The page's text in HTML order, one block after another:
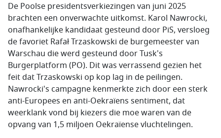
De Poolse presidentsverkiezingen van juni 2025
brachten een onverwachte uitkomst. Karol Nawrocki,
onafhankelijke kandidaat gesteund door PiS, versloeg
de favoriet Rafał Trzaskowski de burgemeester van
Warschau die werd gesteund door Tusk's
Burgerplatform (PO). Dit was verrassend gezien het
feit dat Trzaskowski op kop lag in de peilingen.
Nawrocki's campagne kenmerkte zich door een sterk
anti-Europees en anti-Oekraïens sentiment, dat
weerklank vond bij kiezers die moe waren van de
opvang van 1,5 miljoen Oekraïense vluchtelingen.